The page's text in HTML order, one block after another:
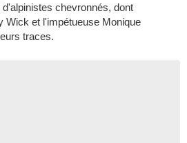
chevronnés, dont
Wick et l'impétueuse Monique
traces.